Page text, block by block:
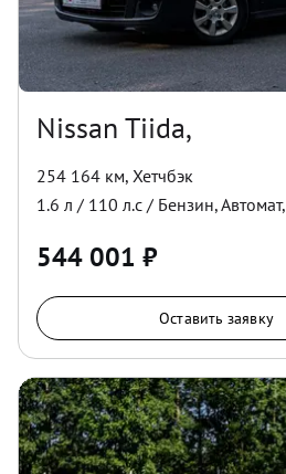
Nissan Tiida,
254 164 км, Хетчбэк
1.6 л / 110 л.с / Бензин,Автомат,
544 001 ₽
Оставить заявку